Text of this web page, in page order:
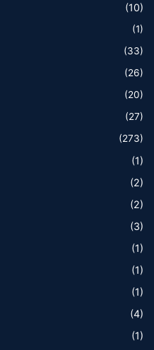
(10)
(1)
(33)
(26)
(20)
(27)
(273)
(1)
(2)
(2)
(3)
(1)
(1)
(1)
(4)
(1)